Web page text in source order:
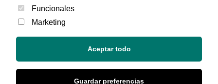
Funcionales
Marketing
Aceptar todo
Guardar preferencias